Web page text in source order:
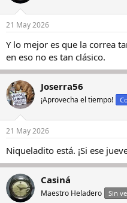
21 May 2026
Y lo mejor es que la correa
en eso no es tan clásico.
Joserra56
¡Aprovecha el tiempo!
21 May 2026
Niqueladito está. ¡Si ese
Casiná
Maestro Heladero Sin